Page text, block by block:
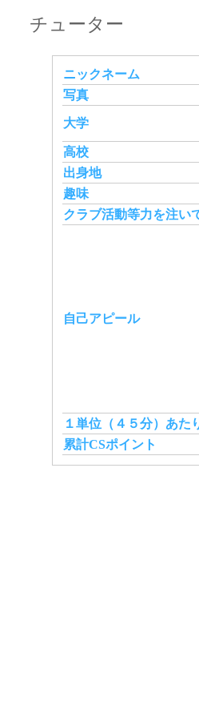
チューター
ニックネーム
写真
大学
高校
出身地
趣味
クラブ活動等力を注い
自己アピール
１単位（４５分）あた
累計CSポイント